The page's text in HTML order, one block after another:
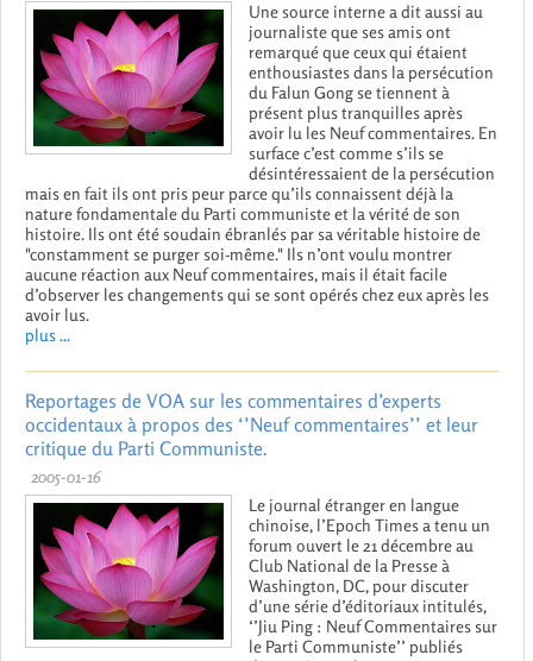
Une source interne a dit aussi au
journaliste que ses amis ont
remarqué que ceux qui étaient
enthousiastes dans la persécution
du Falun Gong se tiennent à
présent plus tranquilles après
avoir lu les Neuf commentaires. En
surface c’est comme s’ils se
désintéressaient de la persécution
mais en fait ils ont pris peur parce qu’ils connaissent déjà la
nature fondamentale du Parti communiste et la vérité de son
histoire. Ils ont été soudain ébranlés par sa véritable histoire de
"constamment se purger soi-même." Ils n’ont voulu montrer
aucune réaction aux Neuf commentaires, mais il était facile
d’observer les changements qui se sont opérés chez eux après les
avoir lus.
plus ...
Reportages de VOA sur les commentaires d’experts
occidentaux à propos des ‘’Neuf commentaires’’ et leur
critique du Parti Communiste.
2005-01-16
Le journal étranger en langue
chinoise, l’Epoch Times a tenu un
forum ouvert le 21 décembre au
Club National de la Presse à
Washington, DC, pour discuter
d’une série d’éditoriaux intitulés,
‘’Jiu Ping : Neuf Commentaires sur
le Parti Communiste’’ publiés